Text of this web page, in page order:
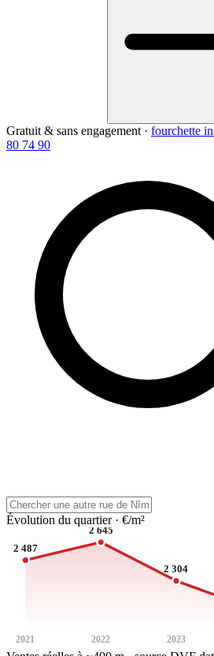
Gratuit & sans engagement · fourchette
80 74 90
Évolution du quartier · €/m²
2 487
2021
2 645
2022
2 304
2023